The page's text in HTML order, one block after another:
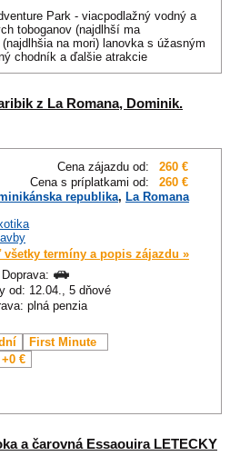
Park - viacpodlažný vodný a
toboganov (najdlhší ma
na mori) lanovka s úžasným
chodník a ďalšie atrakcie
z La Romana, Dominik.
Cena zájazdu od:
260 €
Cena s príplatkami od:
260 €
republika, La Romana
termíny a popis zájazdu »
Doprava:
od: 12.04., 5 dňové
plná penzia
First Minute
+0 €
a čarovná Essaouira LETECKY